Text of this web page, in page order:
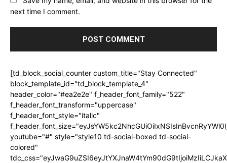
next time I comment.
[td_block_social_counter custom_title="Stay Connected"
block_template_id="td_block_template_4"
header_color="#ea2e2e" f_header_font_family="522"
f_header_font_transform="uppercase"
f_header_font_style="italic"
youtube="#" style="style10 td-social-boxed td-social-
colored"